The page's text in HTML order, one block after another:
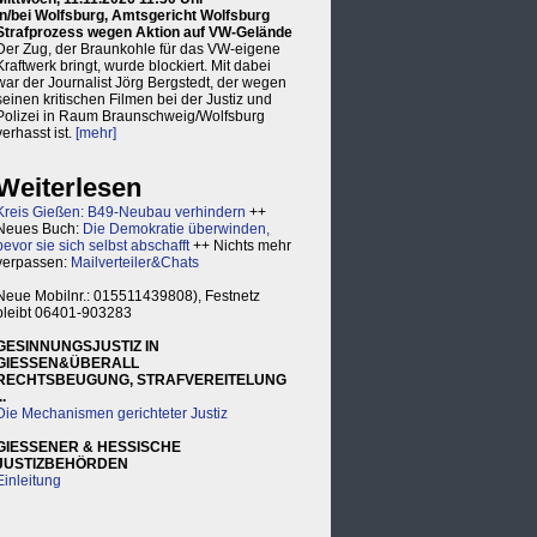
bei Wolfsburg, Amtsgericht Wolfsburg
wegen Aktion auf VW-Gelände
Zug, der Braunkohle für das VW-eigene
bringt, wurde blockiert. Mit dabei
der Journalist Jörg Bergstedt, der wegen
kritischen Filmen bei der Justiz und
in Raum Braunschweig/Wolfsburg
ist. [mehr]
Gießen: B49-Neubau verhindern ++
Buch: Die Demokratie überwinden,
sie sich selbst abschafft++ Nichts mehr
Mailverteiler&Chats
Mobilnr.: 015511439808), Festnetz
06401-903283
IN
STRAFVEREITELUNG
Mechanismen gerichteter Justiz
& HESSISCHE